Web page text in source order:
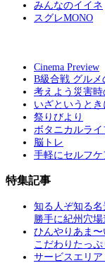
みんなのイイネ
スグレMONO
Cinema Preview
B級合戦 グルメ
考えよう災害時
いざというと
祭りびより
ボタニカルライ
脳トレ
手軽にセルフ
特集記事
知る人ぞ知る名
勝手に紀州穴
ひんやりあま〜
こだわりたっ
サービスエリ